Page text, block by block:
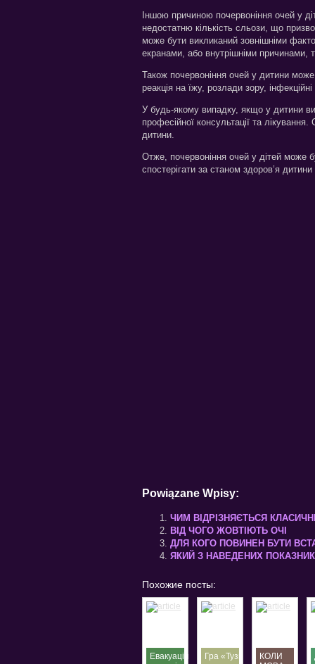
Іншою причиною почервоніння очей у
недостатню кількість сльози, що
може бути викликаний зовнішніми
екранами, або внутрішніми причинами,
Також почервоніння очей у дитини
реакція на їжу, розлади зору,
У будь-якому випадку, якщо у дитини
професійної консультації та
дитини.
Отже, почервоніння очей у дітей може
спостерігати за станом здоров’я
Powiązane Wpisy:
ЧИМ ВІДРІЗНЯЄТЬСЯ
ВІД ЧОГО ЖОВТІЮТЬ ОЧІ
ДЛЯ КОГО ПОВИНЕН БУТИ
ЯКИЙ З НАВЕДЕНИХ
Похожие посты:
Евакуація
Гра «Тузи
КОЛИ